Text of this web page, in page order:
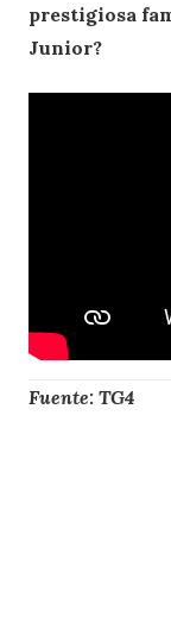
prestigiosa
Junior?
Fuente: TG4